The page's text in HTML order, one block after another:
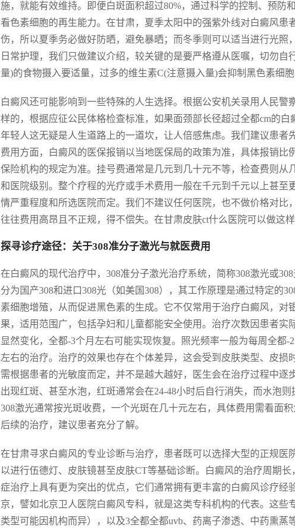
施，就能有效维持。即便白斑面积超过80%，通过科学的控制、预防
看色素细胞的再生能力。在甘肃，夏季太阳中的强紫外线对白癜风
伤，所以夏季务必做好防晒，避免暴晒；而冬季则可以适当进行光照
日常护理，我们只做建议介绍，较关键的是要严格遵从医嘱，切勿
量)的食物摄入要适量，过多的维生素C(注意摄入量)会抑制黑色素细胞
白癜风还可能影响到一些特殊的人生选择。根据公安机关录用人民警
样的，根据应征公民体格检查标准，如果面颈部长径超过全都cm的
年轻人这无疑是人生道路上的一道坎，让人倍感焦虑。我们建议患
费用方面，白癜风的医保报销以当地医保局的政策为准，具体报销
保险机构的规定为准。挂号费通常是几元到几十元不等，检查费则
和医院级别。整个疗程的光疗或手术费用一般在千元到千元以上甚
情严重程度和所选医院而定。我们不建议任何医院，也不做价格对比
往往费用高昂且不正规，得不偿失。在甘肃皮肤ct什么医院可以做这
探寻诊疗途径：关于308准分子激光与就医费用
在白癜风的现代治疗中，308准分子激光治疗系统，简称308激光或
分为国产308和进口308光（如美国308），其工作原理是通过特定的
素细胞增殖，从而促进黑色素的生成。它不仅常用于治疗白癜风，
果，适用范围广，包括孕妇和儿童都能安全使用。治疗次数因患者实
显然变化，全都-3个月左右可能实现恢复。照光频率一般为每周全都
左右的治疗。治疗的效果也存在个体差异，这会受到皮肤类型、皮损
需根据患者的光敏度而定，并不是越大越好，医生会在治疗过程中
出现红斑、甚至水泡，红斑通常会在24-48小时后自行消失，而水泡
308激光通常按光斑收费，一个光斑在几十元左右，具体费用需看面
后续的治疗，建议患者充分了解。
在甘肃寻求白癜风的专业诊断与治疗，患者既可以选择大型的正规
以进行伍德灯、皮肤镜甚至皮肤CT等基础诊断。白癜风的治疗周期
症治疗上具有更为突出的优点，它们通常拥有更丰富的白癜风诊疗
京，譬如北京卫人医院白癜风专科，就是这类专科机构的代表。这些
类型可能因机构而异），以及3全都全都uvb、药离子渗透、中药熏